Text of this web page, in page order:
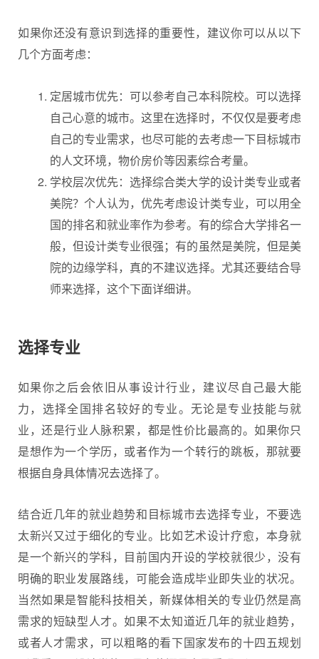
如果你还没有意识到选择的重要性，建议你可以从以下
几个方面考虑：
定居城市优先：可以参考自己本科院校。可以选择
自己心意的城市。这里在选择时，不仅仅是要考虑
自己的专业需求，也尽可能的去考虑一下目标城市
的人文环境，物价房价等因素综合考量。
学校层次优先：选择综合类大学的设计类专业或者
美院？个人认为，优先考虑设计类专业，可以用全
国的排名和就业率作为参考。有的综合大学排名一
般，但设计类专业很强；有的虽然是美院，但是美
院的边缘学科，真的不建议选择。尤其还要结合导
师来选择，这个下面详细讲。
选择专业
如果你之后会依旧从事设计行业，建议尽自己最大能
力，选择全国排名较好的专业。无论是专业技能与就
业，还是行业人脉积累，都是性价比最高的。如果你只
是想作为一个学历，或者作为一个转行的跳板，那就要
根据自身具体情况去选择了。
结合近几年的就业趋势和目标城市去选择专业，不要选
太新兴又过于细化的专业。比如艺术设计疗愈，本身就
是一个新兴的学科，目前国内开设的学校就很少，没有
明确的职业发展路线，可能会造成毕业即失业的状况。
当然如果是智能科技相关，新媒体相关的专业仍然是高
需求的短缺型人才。如果不太知道近几年的就业趋势，
或者人才需求，可以粗略的看下国家发布的十四五规划